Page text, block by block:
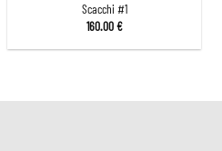
Scacchi #1
160.00€